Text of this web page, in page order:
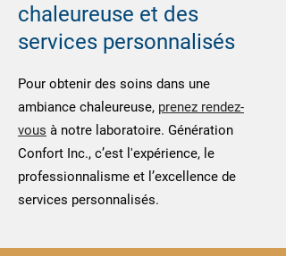
chaleureuse et des
services personnalisés
Pour obtenir des soins dans une
ambiance chaleureuse, prenez rendez-
vous à notre laboratoire. Génération
Confort Inc., c’est l'expérience, le
professionnalisme et l’excellence de
services personnalisés.